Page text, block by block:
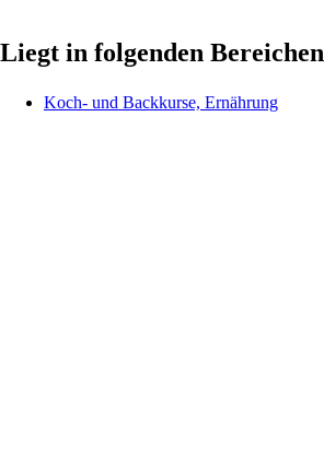
Liegt in folgenden Bereichen
Koch- und Backkurse, Ernährung